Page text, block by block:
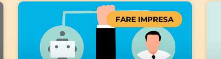
FARE IMPRESA